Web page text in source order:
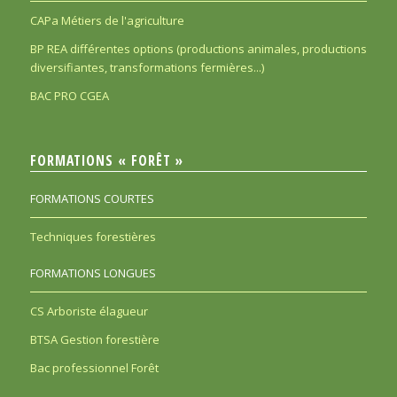
CAPa Métiers de l'agriculture
BP REA différentes options (productions animales, productions
diversifiantes, transformations fermières...)
BAC PRO CGEA
FORMATIONS « FORÊT »
FORMATIONS COURTES
Techniques forestières
FORMATIONS LONGUES
CS Arboriste élagueur
BTSA Gestion forestière
Bac professionnel Forêt